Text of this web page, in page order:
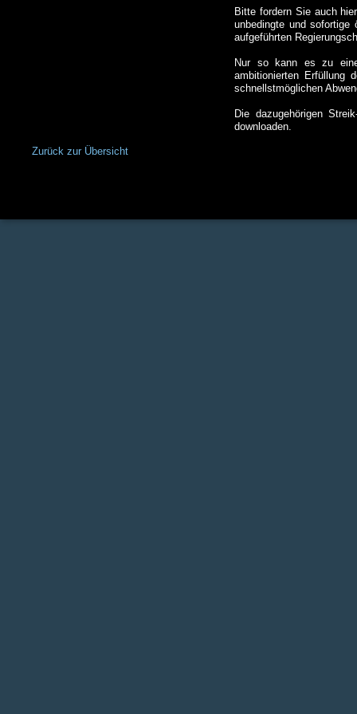
Bitte fordern Sie auch
unbedingte und sofortige
aufgeführten
Nur so kann es zu
ambitionierten Erfüllung
schnellstmöglichen
Die dazugehörigen
downloaden.
Zurück zur Übersicht